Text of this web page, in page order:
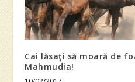
Cai lăsaţi să moară de
Mahmudia!